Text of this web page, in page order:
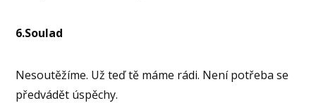
6.Soulad
Nesoutěžíme. Už teď tě máme rádi. Není potřeba se
předvádět úspěchy.